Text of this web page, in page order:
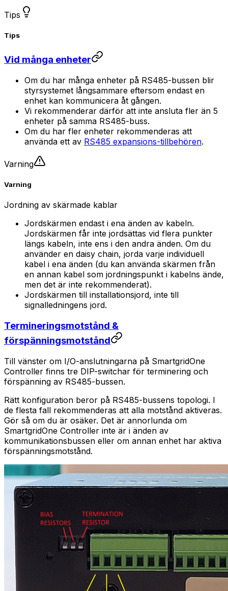
Tips
Tips
Vid många enheter
Om du har många enheter på RS485-bussen blir
styrsystemet långsammare eftersom endast en
enhet kan kommunicera åt gången.
Vi rekommenderar därför att inte ansluta fler än 5
enheter på samma RS485-buss.
Om du har fler enheter rekommenderas att
använda ett av RS485 expansions-tillbehören.
Varning
Varning
Jordning av skärmade kablar
Jordskärmen endast i ena änden av kabeln.
Jordskärmen får inte jordsättas vid flera punkter
längs kabeln, inte ens i den andra änden. Om du
använder en daisy chain, jorda varje individuell
kabel i ena änden (du kan använda skärmen från
en annan kabel som jordningspunkt i kabelns ände,
men det är inte rekommenderat).
Jordskärmen till installationsjord, inte till
signalledningens jord.
Termineringsmotstånd &
förspänningsmotstånd
Till vänster om I/O-anslutningarna på SmartgridOne
Controller finns tre DIP-switchar för terminering och
förspänning av RS485-bussen.
Rätt konfiguration beror på RS485-bussens topologi. I
de flesta fall rekommenderas att alla motstånd aktiveras.
Gör så om du är osäker. Det är annorlunda om
SmartgridOne Controller inte är i änden av
kommunikationsbussen eller om annan enhet har aktiva
förspänningsmotstånd.